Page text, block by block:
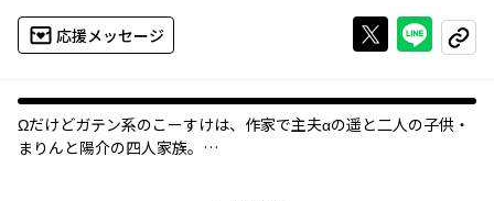
応援メッセージ Xで投稿する
ライン
コピー
Ωだけどガテン系のこーすけは、作家で主夫αの遥と二人の子供・
まりんと陽介の四人家族。